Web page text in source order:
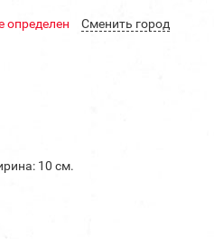
определен Cменить город
10 см.